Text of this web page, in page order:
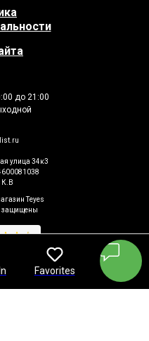
Favorites
Favorites
улица 34к3
К.В
Teyes
защищены
до 21:00